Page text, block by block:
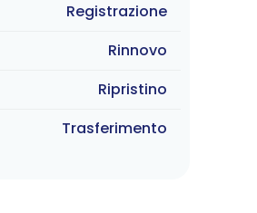
Registrazione
Rinnovo
Ripristino
Trasferimento